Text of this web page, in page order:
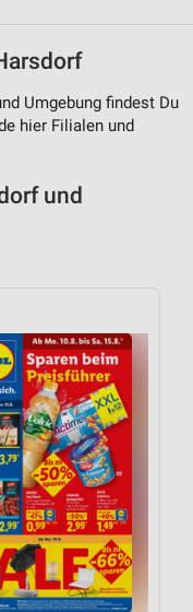
Umgebung findest Du
hier Filialen und
und